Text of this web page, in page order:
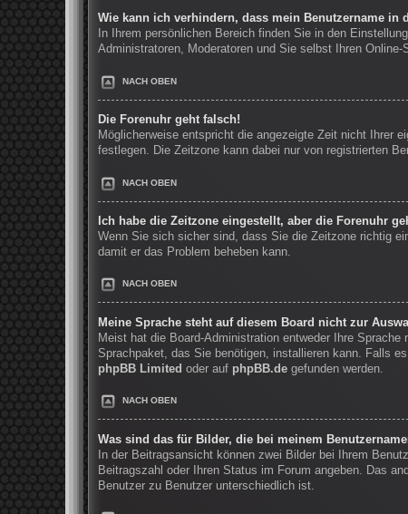
Wie kann ich verhindern, dass mein Benutzername in
In Ihrem persönlichen Bereich finden Sie in den
Administratoren, Moderatoren und Sie selbst Ihren
NACH OBEN
Die Forenuhr geht falsch!
Möglicherweise entspricht die angezeigte Zeit nicht Ihrer
festlegen. Die Zeitzone kann dabei nur von registrierten
NACH OBEN
Ich habe die Zeitzone eingestellt, aber die Forenuhr
Wenn Sie sich sicher sind, dass Sie die Zeitzone richtig
damit er das Problem beheben kann.
NACH OBEN
Meine Sprache steht auf diesem Board nicht zur
Meist hat die Board-Administration entweder Ihre
Sprachpaket, das Sie benötigen, installieren kann. Falls
phpBB Limited oder auf phpBB.de gefunden werden.
NACH OBEN
Was sind das für Bilder, die bei meinem
In der Beitragsansicht können zwei Bilder bei Ihrem
Beitragszahl oder Ihren Status im Forum angeben. Das
Benutzer zu Benutzer unterschiedlich ist.